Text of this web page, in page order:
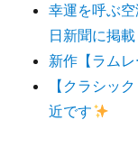
幸運を呼ぶ
日新聞に掲
新作【ラム
【クラシッ
近です